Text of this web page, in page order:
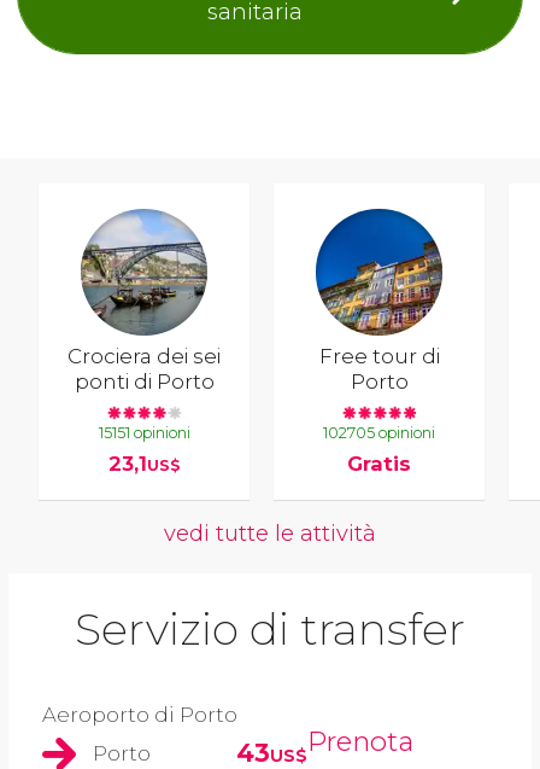
sanitaria
Crociera dei sei
ponti di Porto
15151 opinioni
23,1US$
Free tour di
Porto
102705 opinioni
Gratis
vedi tutte le attività
Servizio di transfer
Aeroporto di Porto
Porto
43US$Prenota